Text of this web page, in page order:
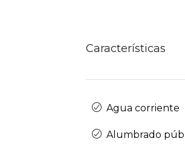
Características
Agua corriente
Alumbrado